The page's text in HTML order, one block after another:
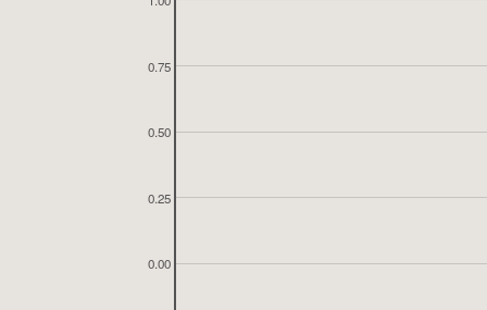
0.00
0.25
0.50
0.75